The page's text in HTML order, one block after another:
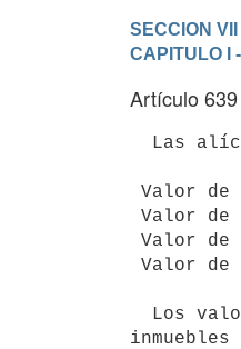
SECCION VII
CAPITULO I
Artículo 639